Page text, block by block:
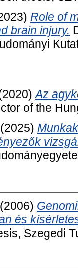
Role of
brain injury.
Az
of the
(2025)
(2006)
és
Szegedi